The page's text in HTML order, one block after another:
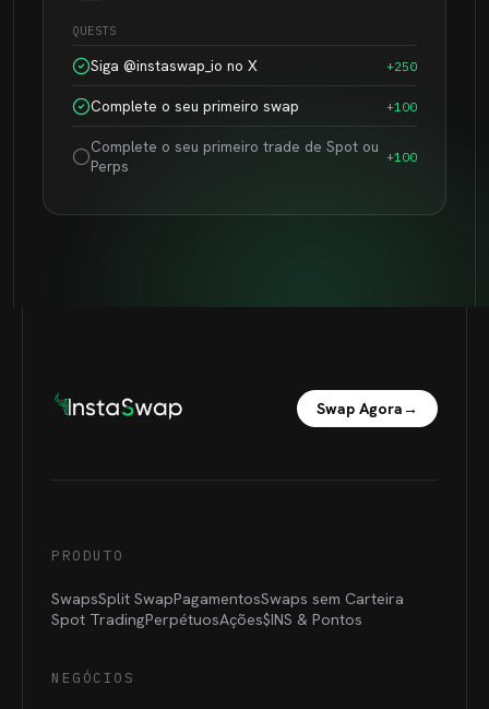
QUESTS
Siga @instaswap_io no X +250
Complete o seu primeiro swap +100
Complete o seu primeiro trade de Spot ou
Perps
+100
Swap Agora→
PRODUTO
SwapsSplit SwapPagamentosSwaps sem Carteira
Spot TradingPerpétuosAções$INS & Pontos
NEGÓCIOS